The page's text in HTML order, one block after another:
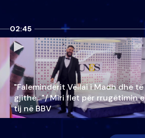
02:45
"Faleminderit Vëllai i Madh dhe të
gjithë…"/ Miri flet për rrugëtimin e
tij në BBV